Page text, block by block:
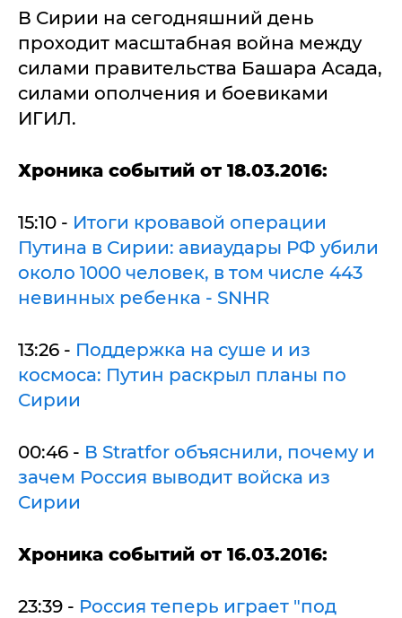
В Сирии на сегодняшний день
проходит масштабная война между
силами правительства Башара Асада,
силами ополчения и боевиками
ИГИЛ.
Хроника событий от 18.03.2016:
15:10 - Итоги кровавой операции
Путина в Сирии: авиаудары РФ убили
около 1000 человек, в том числе 443
невинных ребенка - SNHR
13:26 - Поддержка на суше и из
космоса: Путин раскрыл планы по
Сирии
00:46 - В Stratfor объяснили, почему и
зачем Россия выводит войска из
Сирии
Хроника событий от 16.03.2016:
23:39 - Россия теперь играет "под